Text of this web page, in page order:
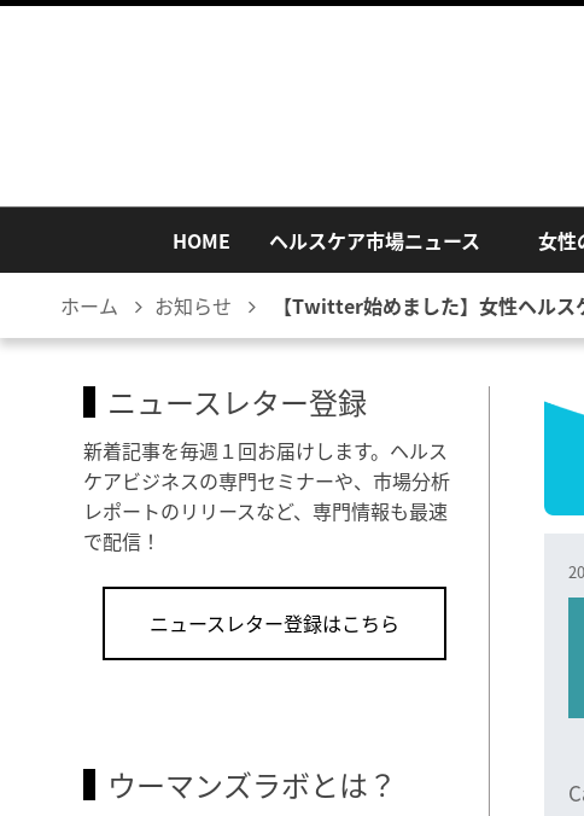
HOME ヘルスケア市場ニュース 女性
ホーム お知らせ 【Twitter始めました】女性ヘル
ニュースレター登録
新着記事を毎週１回お届けします。ヘルス
ケアビジネスの専門セミナーや、市場分析
レポートのリリースなど、専門情報も最速
で配信！
ニュースレター登録はこちら
ウーマンズラボとは？